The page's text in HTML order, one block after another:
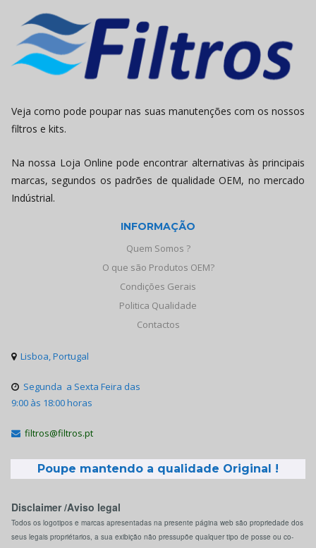
Veja como pode poupar nas suas manutenções com os nossos
filtros e kits.
Na nossa Loja Online pode encontrar alternativas às principais
marcas, segundos os padrões de qualidade OEM, no mercado
Indústrial.
INFORMAÇÃO
Quem Somos ?
O que são Produtos OEM?
Condições Gerais
Politica Qualidade
Contactos
 Lisboa, Portugal
 Segunda a Sexta Feira das
9:00 às 18:00 horas
 filtros@filtros.pt
Poupe mantendo a qualidade Original !
Disclaimer /Aviso legal
Todos os logotipos e marcas apresentadas na presente página web são propriedade dos
seus legais propriétarios, a sua exibição não pressupõe qualquer tipo de posse ou co-